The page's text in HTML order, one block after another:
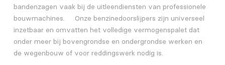
bandenzagen vaak bij de uitleendiensten van professionele
bouwmachines. Onze benzinedoorslijpers zijn universeel
inzetbaar en omvatten het volledige vermogenspalet dat
onder meer bij bovengrondse en ondergrondse werken en
de wegenbouw of voor reddingswerk nodig is.